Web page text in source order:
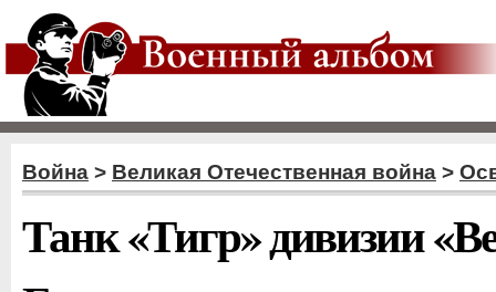
Война > Великая Отечественная война >
Танк «Тигр» дивизии